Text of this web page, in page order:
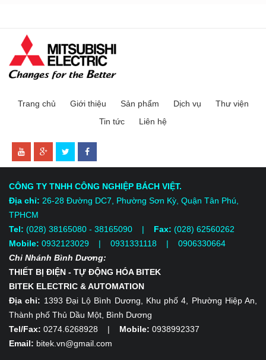
Trang chủ Giới thiệu Sản phẩm Dịch vụ
Thư viện
Tin tức
Liên hệ
CÔNG TY TNHH CÔNG NGHIỆP BÁCH VIỆT.
Địa chỉ: 26-28 Đường DC7, Phường Sơn Kỳ, Quận Tân Phú,
TPHCM
Tel: (028) 38165080 - 38165090 | Fax: (028) 62560262
Mobile: 0932123029 | 0931331118 | 0906330664
Chi Nhánh Bình Dương:
THIẾT BỊ ĐIỆN - TỰ ĐỘNG HÓA BITEK
BITEK ELECTRIC & AUTOMATION
Địa chỉ: 1393 Đại Lộ Bình Dương, Khu phố 4, Phường Hiệp An,
Thành phố Thủ Dầu Một, Bình Dương
Tel/Fax: 0274.6268928 | Mobile: 0938992337
Email: bitek.vn@gmail.com